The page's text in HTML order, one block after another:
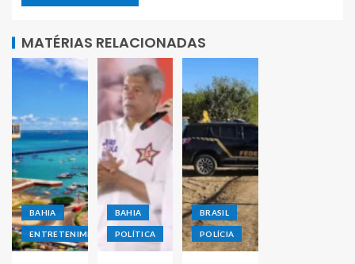
MATÉRIAS RELACIONADAS
BAHIA
ENTRETENIMENTO
BAHIA
POLÍTICA
BRASIL
POLÍCIA